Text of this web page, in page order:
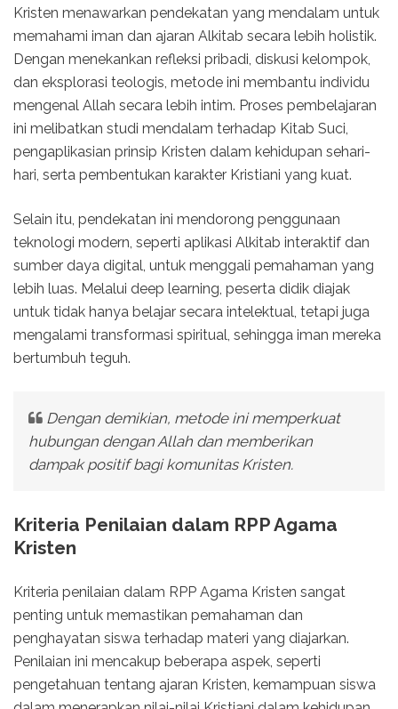
Kristen menawarkan pendekatan yang mendalam untuk
memahami iman dan ajaran Alkitab secara lebih holistik.
Dengan menekankan refleksi pribadi, diskusi kelompok,
dan eksplorasi teologis, metode ini membantu individu
mengenal Allah secara lebih intim. Proses pembelajaran
ini melibatkan studi mendalam terhadap Kitab Suci,
pengaplikasian prinsip Kristen dalam kehidupan sehari-
hari, serta pembentukan karakter Kristiani yang kuat.
Selain itu, pendekatan ini mendorong penggunaan
teknologi modern, seperti aplikasi Alkitab interaktif dan
sumber daya digital, untuk menggali pemahaman yang
lebih luas. Melalui deep learning, peserta didik diajak
untuk tidak hanya belajar secara intelektual, tetapi juga
mengalami transformasi spiritual, sehingga iman mereka
bertumbuh teguh.
Dengan demikian, metode ini memperkuat
hubungan dengan Allah dan memberikan
dampak positif bagi komunitas Kristen.
Kriteria Penilaian dalam RPP Agama
Kristen
Kriteria penilaian dalam RPP Agama Kristen sangat
penting untuk memastikan pemahaman dan
penghayatan siswa terhadap materi yang diajarkan.
Penilaian ini mencakup beberapa aspek, seperti
pengetahuan tentang ajaran Kristen, kemampuan siswa